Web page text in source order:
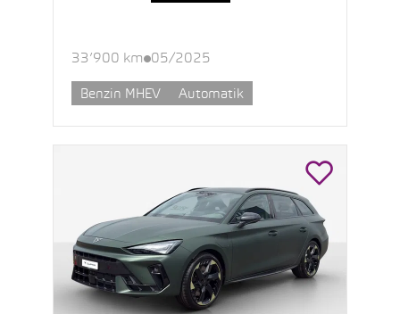
33’900 km 05/2025
Benzin MHEV Automatik